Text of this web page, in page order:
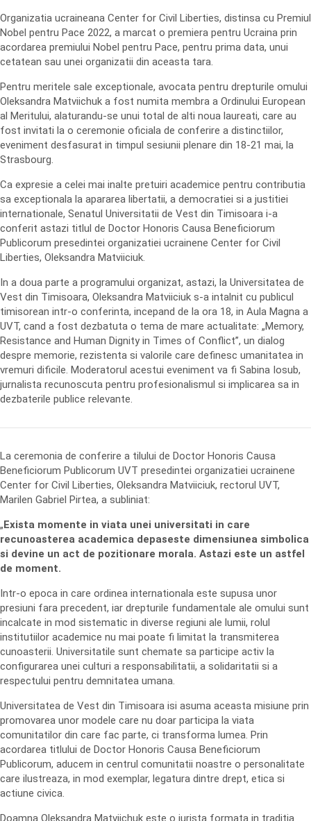
Organizatia ucraineana Center for Civil Liberties, distinsa cu Premiul
Nobel pentru Pace 2022, a marcat o premiera pentru Ucraina prin
acordarea premiului Nobel pentru Pace, pentru prima data, unui
cetatean sau unei organizatii din aceasta tara.
Pentru meritele sale exceptionale, avocata pentru drepturile omului
Oleksandra Matviichuk a fost numita membra a Ordinului European
al Meritului, alaturandu-se unui total de alti noua laureati, care au
fost invitati la o ceremonie oficiala de conferire a distinctiilor,
eveniment desfasurat in timpul sesiunii plenare din 18-21 mai, la
Strasbourg.
Ca expresie a celei mai inalte pretuiri academice pentru contributia
sa exceptionala la apararea libertatii, a democratiei si a justitiei
internationale, Senatul Universitatii de Vest din Timisoara i-a
conferit astazi titlul de Doctor Honoris Causa Beneficiorum
Publicorum presedintei organizatiei ucrainene Center for Civil
Liberties, Oleksandra Matviiciuk.
In a doua parte a programului organizat, astazi, la Universitatea de
Vest din Timisoara, Oleksandra Matviiciuk s-a intalnit cu publicul
timisorean intr-o conferinta, incepand de la ora 18, in Aula Magna a
UVT, cand a fost dezbatuta o tema de mare actualitate: „Memory,
Resistance and Human Dignity in Times of Conflict”, un dialog
despre memorie, rezistenta si valorile care definesc umanitatea in
vremuri dificile. Moderatorul acestui eveniment va fi Sabina Iosub,
jurnalista recunoscuta pentru profesionalismul si implicarea sa in
dezbaterile publice relevante.
La ceremonia de conferire a tilului de Doctor Honoris Causa
Beneficiorum Publicorum UVT presedintei organizatiei ucrainene
Center for Civil Liberties, Oleksandra Matviiciuk, rectorul UVT,
Marilen Gabriel Pirtea, a subliniat:
„Exista momente in viata unei universitati in care
recunoasterea academica depaseste dimensiunea simbolica
si devine un act de pozitionare morala. Astazi este un astfel
de moment.
Intr-o epoca in care ordinea internationala este supusa unor
presiuni fara precedent, iar drepturile fundamentale ale omului sunt
incalcate in mod sistematic in diverse regiuni ale lumii, rolul
institutiilor academice nu mai poate fi limitat la transmiterea
cunoasterii. Universitatile sunt chemate sa participe activ la
configurarea unei culturi a responsabilitatii, a solidaritatii si a
respectului pentru demnitatea umana.
Universitatea de Vest din Timisoara isi asuma aceasta misiune prin
promovarea unor modele care nu doar participa la viata
comunitatilor din care fac parte, ci transforma lumea. Prin
acordarea titlului de Doctor Honoris Causa Beneficiorum
Publicorum, aducem in centrul comunitatii noastre o personalitate
care ilustreaza, in mod exemplar, legatura dintre drept, etica si
actiune civica.
Doamna Oleksandra Matviichuk este o jurista formata in traditia